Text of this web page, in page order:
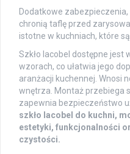
Dodatkowe
chronią taflę przed
istotne w kuchniach, które
Szkło lacobel dostępne jest
wzorach, co ułatwia jego
aranżacji kuchennej. Wnosi
wnętrza. Montaż przebiega
zapewnia bezpieczeństwo
szkło lacobel do kuchni,
estetyki, funkcjonalności
czystości.